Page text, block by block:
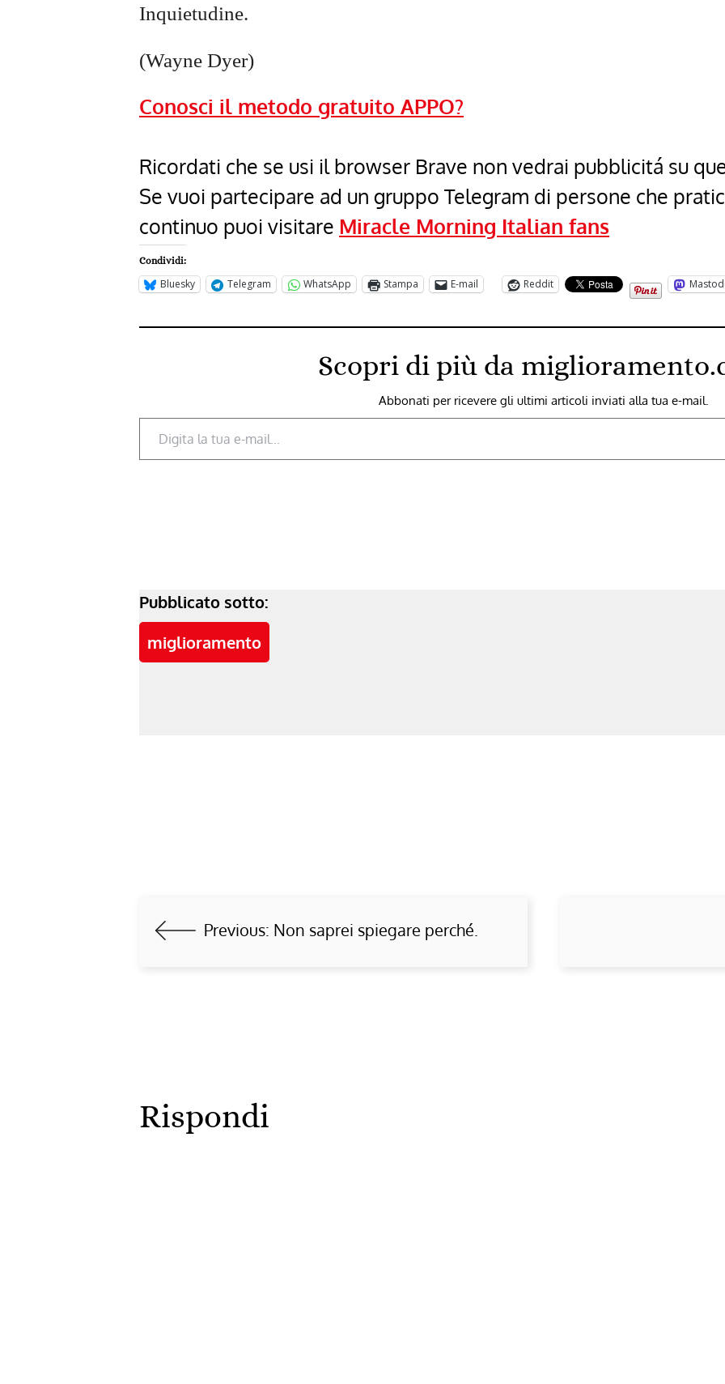
Inquietudine.
(Wayne Dyer)
Conosci il metodo gratuito APPO?
Ricordati che se usi il browser Brave non vedrai pubblicitá su
Se vuoi partecipare ad un gruppo Telegram di persone che
continuo puoi visitare Miracle Morning Italian fans
Condividi:
Bluesky Telegram WhatsApp Stampa E-mail Reddit
Scopri di più da
Abbonati per ricevere gli ultimi articoli inviati alla tua e-mail.
Digita la tua e-mail...
Pubblicato sotto:
miglioramento
Previous: Non saprei spiegare perché.
Rispondi